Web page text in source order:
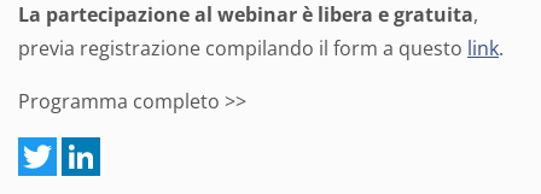
La partecipazione al webinar è libera e gratuita,
previa registrazione compilando il form a questo link.
Programma completo >>